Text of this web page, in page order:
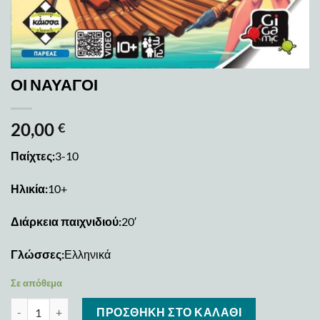
ΟΙ ΝΑΥΑΓΟΙ
20,00 €
Παίχτες:3-10
Ηλικία:10+
Διάρκεια παιχνιδιού:20′
Γλώσσες:Ελληνικά
Σε απόθεμα
ΟΙ ΝΑΥΑΓΟΙ ποσότηταΠΡΟΣΘΉΚΗ ΣΤΟ ΚΑΛΆΘΙ